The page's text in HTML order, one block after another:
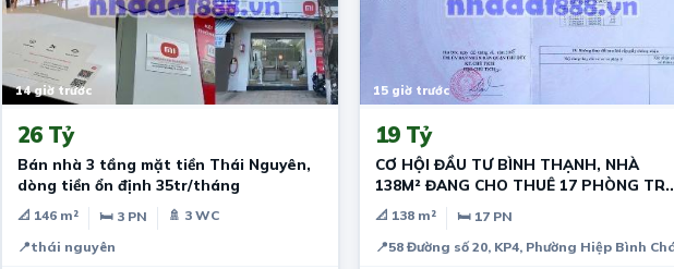
14 giờ trước
26 Tỷ
Bán nhà 3 tầng mặt tiền Thái Nguyên,
dòng tiền ổn định 35tr/tháng
📐 146 m² 🛏 3 PN
🚿 3 WC
📍thái nguyên
15 giờ trước
19 Tỷ
CƠ HỘI ĐẦU TƯ BÌNH THẠNH, NHÀ
138M² ĐANG CHO THUÊ 17 PHÒNG
GIÁ CHỈ 19 TỶ
📐 138 m²
🛏 17 PN
📍58 Đường số 20, KP4, Phường Hiệp Bình